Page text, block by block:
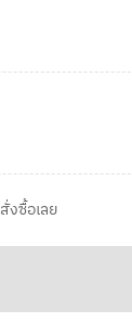
สั่งซื้อเลย